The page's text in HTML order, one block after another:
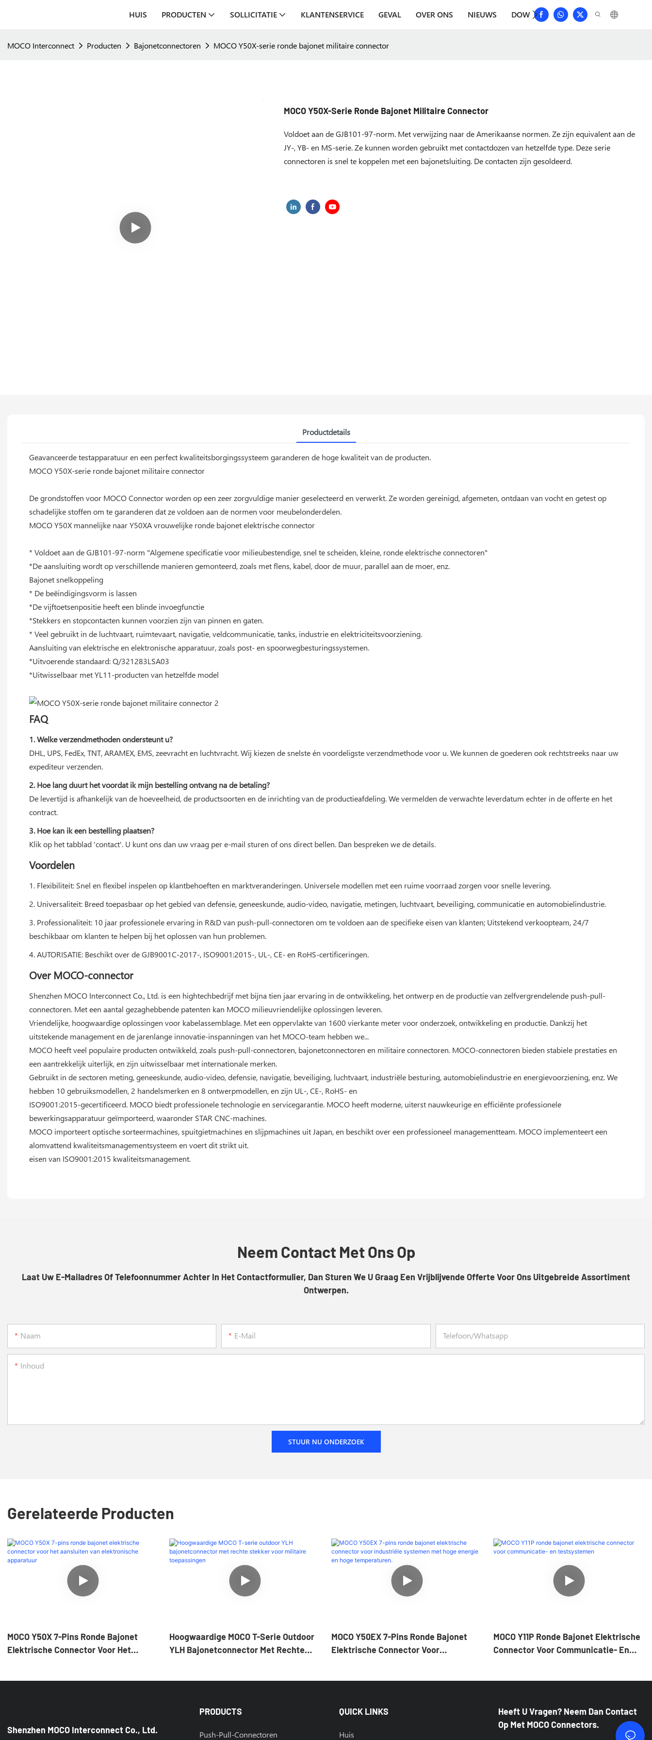
HUIS PRODUCTEN SOLLICITATIE KLANTENSERVICE GEVAL OVER ONS NIEUWS DOWNLOAD NEEM CONTACT MET
MOCO Interconnect Producten Bajonetconnectoren MOCO Y50X-serie ronde bajonet militaire connector
MOCO Y50X-Serie Ronde Bajonet Militaire Connector
Voldoet aan de GJB101-97-norm. Met verwijzing naar de Amerikaanse normen. Ze zijn equivalent aan de
JY-, YB- en MS-serie. Ze kunnen worden gebruikt met contactdozen van hetzelfde type. Deze serie
connectoren is snel te koppelen met een bajonetsluiting. De contacten zijn gesoldeerd.
Productdetails
Geavanceerde testapparatuur en een perfect kwaliteitsborgingssysteem garanderen de hoge kwaliteit van de producten.
MOCO Y50X-serie ronde bajonet militaire connector
De grondstoffen voor MOCO Connector worden op een zeer zorgvuldige manier geselecteerd en verwerkt. Ze worden gereinigd, afgemeten, ontdaan van vocht en getest op
schadelijke stoffen om te garanderen dat ze voldoen aan de normen voor meubelonderdelen.
MOCO Y50X mannelijke naar Y50XA vrouwelijke ronde bajonet elektrische connector
* Voldoet aan de GJB101-97-norm "Algemene specificatie voor milieubestendige, snel te scheiden, kleine, ronde elektrische connectoren"
*De aansluiting wordt op verschillende manieren gemonteerd, zoals met flens, kabel, door de muur, parallel aan de moer, enz.
Bajonet snelkoppeling
* De beëindigingsvorm is lassen
*De vijftoetsenpositie heeft een blinde invoegfunctie
*Stekkers en stopcontacten kunnen voorzien zijn van pinnen en gaten.
* Veel gebruikt in de luchtvaart, ruimtevaart, navigatie, veldcommunicatie, tanks, industrie en elektriciteitsvoorziening.
Aansluiting van elektrische en elektronische apparatuur, zoals post- en spoorwegbesturingssystemen.
*Uitvoerende standaard: Q/321283LSA03
*Uitwisselbaar met YL11-producten van hetzelfde model
FAQ
1. Welke verzendmethoden ondersteunt u?
DHL, UPS, FedEx, TNT, ARAMEX, EMS, zeevracht en luchtvracht. Wij kiezen de snelste én voordeligste verzendmethode voor u. We kunnen de goederen ook rechtstreeks naar uw
expediteur verzenden.
2. Hoe lang duurt het voordat ik mijn bestelling ontvang na de betaling?
De levertijd is afhankelijk van de hoeveelheid, de productsoorten en de inrichting van de productieafdeling. We vermelden de verwachte leverdatum echter in de offerte en het
contract.
3. Hoe kan ik een bestelling plaatsen?
Klik op het tabblad 'contact'. U kunt ons dan uw vraag per e-mail sturen of ons direct bellen. Dan bespreken we de details.
Voordelen
1. Flexibiliteit: Snel en flexibel inspelen op klantbehoeften en marktveranderingen. Universele modellen met een ruime voorraad zorgen voor snelle levering.
2. Universaliteit: Breed toepasbaar op het gebied van defensie, geneeskunde, audio-video, navigatie, metingen, luchtvaart, beveiliging, communicatie en automobielindustrie.
3. Professionaliteit: 10 jaar professionele ervaring in R&D van push-pull-connectoren om te voldoen aan de specifieke eisen van klanten; Uitstekend verkoopteam, 24/7
beschikbaar om klanten te helpen bij het oplossen van hun problemen.
4. AUTORISATIE: Beschikt over de GJB9001C-2017-, ISO9001:2015-, UL-, CE- en RoHS-certificeringen.
Over MOCO-connector
Shenzhen MOCO Interconnect Co., Ltd. is een hightechbedrijf met bijna tien jaar ervaring in de ontwikkeling, het ontwerp en de productie van zelfvergrendelende push-pull-
connectoren. Met een aantal gezaghebbende patenten kan MOCO milieuvriendelijke oplossingen leveren.
Vriendelijke, hoogwaardige oplossingen voor kabelassemblage. Met een oppervlakte van 1600 vierkante meter voor onderzoek, ontwikkeling en productie. Dankzij het
uitstekende management en de jarenlange innovatie-inspanningen van het MOCO-team hebben we...
MOCO heeft veel populaire producten ontwikkeld, zoals push-pull-connectoren, bajonetconnectoren en militaire connectoren. MOCO-connectoren bieden stabiele prestaties en
een aantrekkelijk uiterlijk, en zijn uitwisselbaar met internationale merken.
Gebruikt in de sectoren meting, geneeskunde, audio-video, defensie, navigatie, beveiliging, luchtvaart, industriële besturing, automobielindustrie en energievoorziening, enz. We
hebben 10 gebruiksmodellen, 2 handelsmerken en 8 ontwerpmodellen, en zijn UL-, CE-, RoHS- en
ISO9001:2015-gecertificeerd. MOCO biedt professionele technologie en servicegarantie. MOCO heeft moderne, uiterst nauwkeurige en efficiënte professionele
bewerkingsapparatuur geïmporteerd, waaronder STAR CNC-machines.
MOCO importeert optische sorteermachines, spuitgietmachines en slijpmachines uit Japan, en beschikt over een professioneel managementteam. MOCO implementeert een
alomvattend kwaliteitsmanagementsysteem en voert dit strikt uit.
eisen van ISO9001:2015 kwaliteitsmanagement.
Neem Contact Met Ons Op
Laat Uw E-Mailadres Of Telefoonnummer Achter In Het Contactformulier, Dan Sturen We U Graag Een Vrijblijvende Offerte Voor Ons Uitgebreide Assortiment
Ontwerpen.
Naam E-Mail Telefoon/whatsapp
Inhoud
STUUR NU ONDERZOEK
Gerelateerde Producten
MOCO Y50X 7-Pins Ronde Bajonet
Elektrische Connector Voor Het
Hoogwaardige MOCO T-Serie Outdoor
YLH Bajonetconnector Met Rechte
MOCO Y50EX 7-Pins Ronde Bajonet
Elektrische Connector Voor
MOCO Y11P Ronde Bajonet Elektrische
Connector Voor Communicatie- En
Shenzhen MOCO Interconnect Co., Ltd.
PRODUCTS
Push-Pull-Connectoren
QUICK LINKS
Huis
Heeft U Vragen? Neem Dan Contact
Op Met MOCO Connectors.